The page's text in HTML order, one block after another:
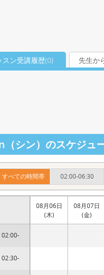
スン受講履歴(0) 先生か
（シン）のスケジュ
すべての時間帯 02:00-06:30
02:00-
02:30-
08月06日
(木)
08月07日
(金)